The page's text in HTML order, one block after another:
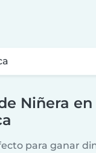
Niñera en
para ganar